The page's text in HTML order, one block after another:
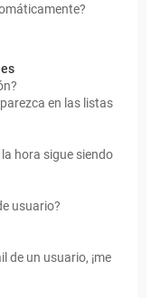
en las listas
hora sigue siendo
usuario?
de un usuario, ¡me